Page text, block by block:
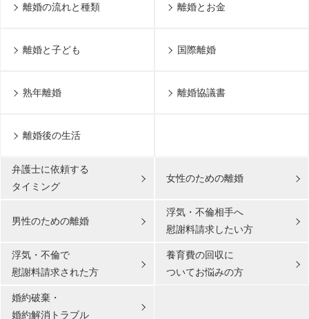
離婚の流れと種類 離婚とお金
離婚と子ども 国際離婚
熟年離婚 離婚協議書
離婚後の生活
弁護士に依頼する
タイミング
女性のための離婚
男性のための離婚
浮気・不倫相手へ
慰謝料請求したい方
浮気・不倫で
慰謝料請求された方
養育費の回収に
ついてお悩みの方
婚約破棄・
婚約解消トラブル